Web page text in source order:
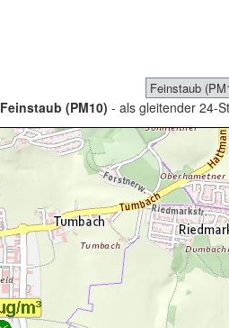
Feinstaub (PM10) - als gleitender 24-